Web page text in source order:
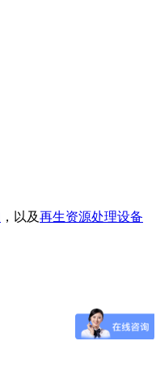
，以及再生资源处理设备